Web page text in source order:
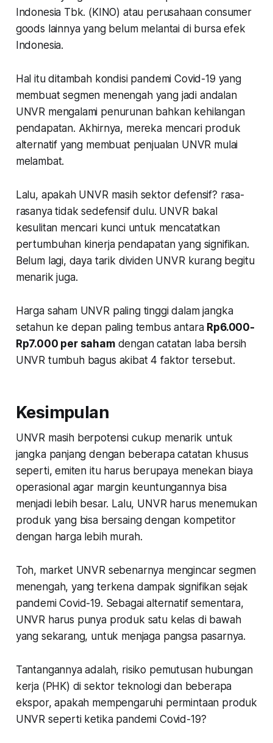
Indonesia Tbk. (KINO) atau perusahaan consumer
goods lainnya yang belum melantai di bursa efek
Indonesia.
Hal itu ditambah kondisi pandemi Covid-19 yang
membuat segmen menengah yang jadi andalan
UNVR mengalami penurunan bahkan kehilangan
pendapatan. Akhirnya, mereka mencari produk
alternatif yang membuat penjualan UNVR mulai
melambat.
Lalu, apakah UNVR masih sektor defensif? rasa-
rasanya tidak sedefensif dulu. UNVR bakal
kesulitan mencari kunci untuk mencatatkan
pertumbuhan kinerja pendapatan yang signifikan.
Belum lagi, daya tarik dividen UNVR kurang begitu
menarik juga.
Harga saham UNVR paling tinggi dalam jangka
setahun ke depan paling tembus antara Rp6.000-
Rp7.000 per sahamdengan catatan laba bersih
UNVR tumbuh bagus akibat 4 faktor tersebut.
Kesimpulan
UNVR masih berpotensi cukup menarik untuk
jangka panjang dengan beberapa catatan khusus
seperti, emiten itu harus berupaya menekan biaya
operasional agar margin keuntungannya bisa
menjadi lebih besar. Lalu, UNVR harus menemukan
produk yang bisa bersaing dengan kompetitor
dengan harga lebih murah.
Toh, market UNVR sebenarnya mengincar segmen
menengah, yang terkena dampak signifikan sejak
pandemi Covid-19. Sebagai alternatif sementara,
UNVR harus punya produk satu kelas di bawah
yang sekarang, untuk menjaga pangsa pasarnya.
Tantangannya adalah, risiko pemutusan hubungan
kerja (PHK) di sektor teknologi dan beberapa
ekspor, apakah mempengaruhi permintaan produk
UNVR seperti ketika pandemi Covid-19?